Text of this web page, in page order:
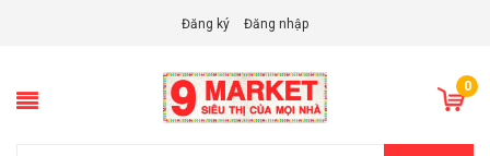
Đăng ký Đăng nhập
0